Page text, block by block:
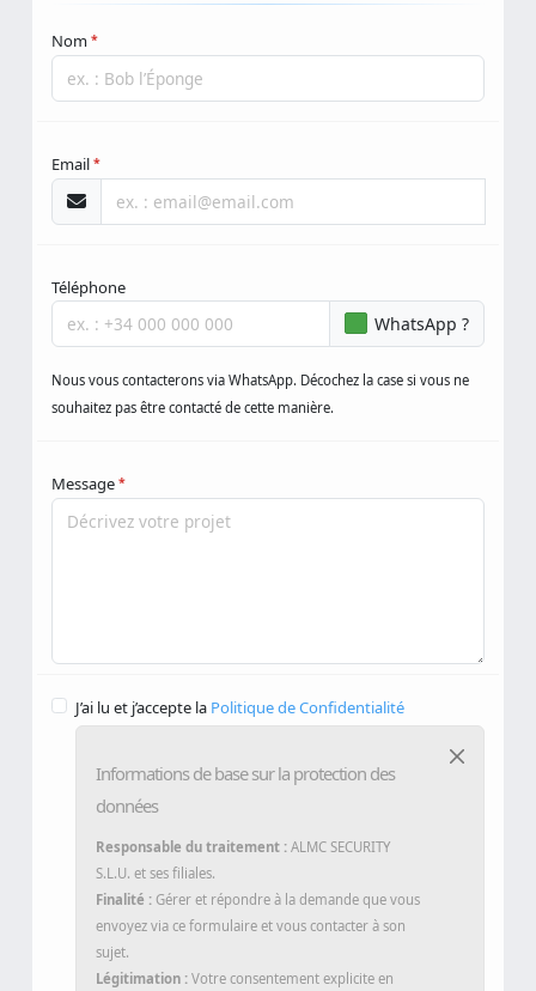
Nom *
Email
Téléphone
WhatsApp ?
Message *
données
Responsable du traitement :ALMC SECURITY
S.L.U. et ses filiales.
Finalité :
envoyez via ce formulaire et vous contacter à son